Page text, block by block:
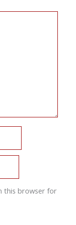
this browser for